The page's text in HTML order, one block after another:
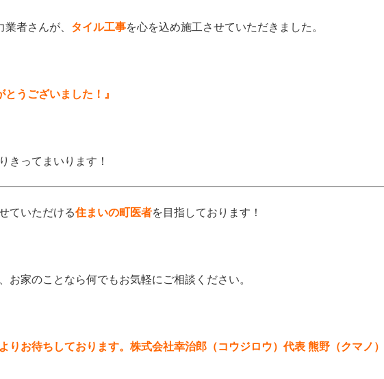
者さんが、 タイル工事を心を込め施工させていただきました。
とうございました！』
きってまいります！
ていただける住まいの町医者を目指しております！
お家のことなら何でもお気軽にご相談ください。
りお待ちしております。株式会社幸治郎（コウジロウ）代表 熊野（クマノ